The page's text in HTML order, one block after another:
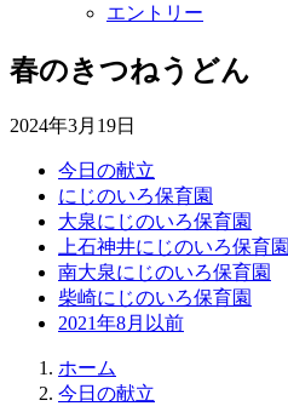
エントリー
春のきつねうどん
2024年3月19日
今日の献立
にじのいろ保育園
大泉にじのいろ保育園
上石神井にじのいろ保育園
南大泉にじのいろ保育園
柴崎にじのいろ保育園
2021年8月以前
ホーム
今日の献立